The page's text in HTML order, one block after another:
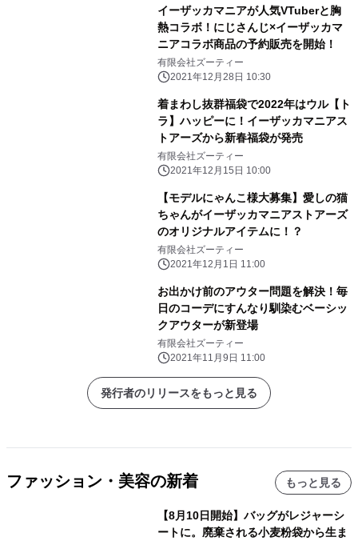
イーザッカマニアが人気VTuberと胸
熱コラボ！にじさんじ×イーザッカマ
ニアコラボ商品の予約販売を開始！
有限会社ズーティー
2021年12月28日 10:30
着まわし抜群福袋で2022年はウル【ト
ラ】ハッピーに！イーザッカマニアス
トアーズから新春福袋が発売
有限会社ズーティー
2021年12月15日 10:00
【モデルにゃんこ様大募集】愛しの猫
ちゃんがイーザッカマニアストアーズ
のオリジナルアイテムに！？
有限会社ズーティー
2021年12月1日 11:00
お出かけ前のアウター問題を解決！毎
日のコーデにすんなり馴染むベーシッ
クアウターが新登場
有限会社ズーティー
2021年11月9日 11:00
発行者のリリースをもっと見る
ファッション・美容の新着 もっと見る
【8月10日開始】バッグがレジャーシ
ートに。廃棄される小麦粉袋から生ま